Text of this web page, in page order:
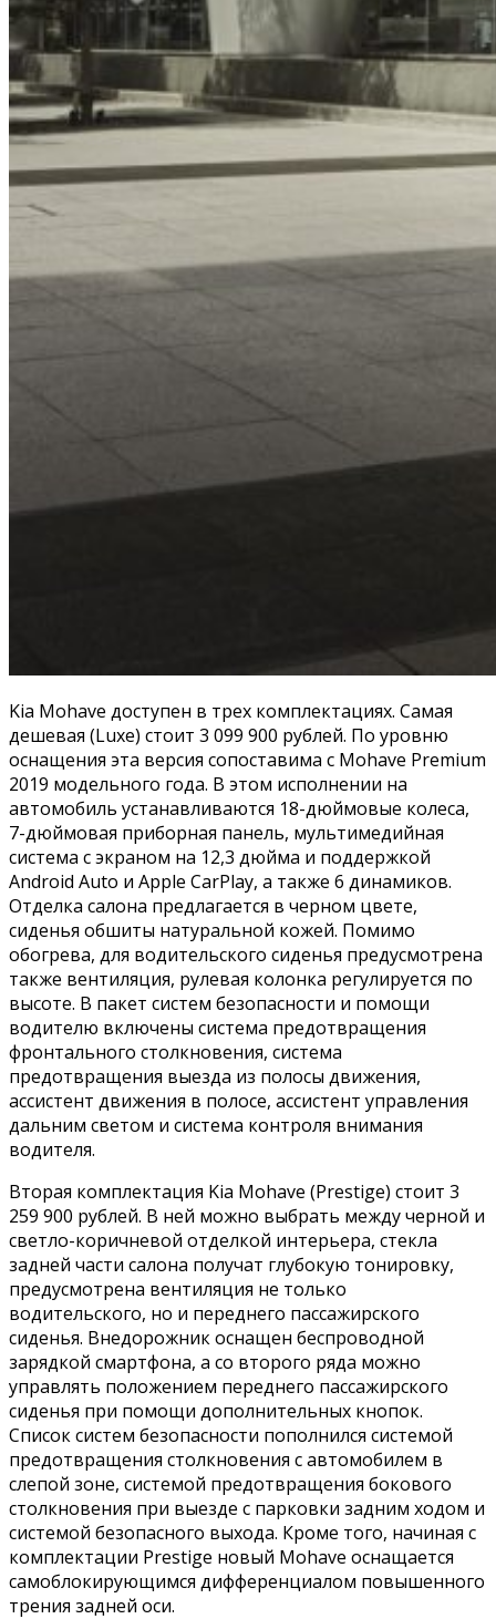
Kia Mohave доступен в трех комплектациях. Самая
дешевая (Luxe) стоит 3 099 900 рублей. По уровню
оснащения эта версия сопоставима с Mohave Premium
2019 модельного года. В этом исполнении на
автомобиль устанавливаются 18-дюймовые колеса,
7-дюймовая приборная панель, мультимедийная
система с экраном на 12,3 дюйма и поддержкой
Android Auto и Apple CarPlay, а также 6 динамиков.
Отделка салона предлагается в черном цвете,
сиденья обшиты натуральной кожей. Помимо
обогрева, для водительского сиденья предусмотрена
также вентиляция, рулевая колонка регулируется по
высоте. В пакет систем безопасности и помощи
водителю включены система предотвращения
фронтального столкновения, система
предотвращения выезда из полосы движения,
ассистент движения в полосе, ассистент управления
дальним светом и система контроля внимания
водителя.
Вторая комплектация Kia Mohave (Prestige) стоит 3
259 900 рублей. В ней можно выбрать между черной и
светло-коричневой отделкой интерьера, стекла
задней части салона получат глубокую тонировку,
предусмотрена вентиляция не только
водительского, но и переднего пассажирского
сиденья. Внедорожник оснащен беспроводной
зарядкой смартфона, а со второго ряда можно
управлять положением переднего пассажирского
сиденья при помощи дополнительных кнопок.
Список систем безопасности пополнился системой
предотвращения столкновения с автомобилем в
слепой зоне, системой предотвращения бокового
столкновения при выезде с парковки задним ходом и
системой безопасного выхода. Кроме того, начиная с
комплектации Prestige новый Mohave оснащается
самоблокирующимся дифференциалом повышенного
трения задней оси.